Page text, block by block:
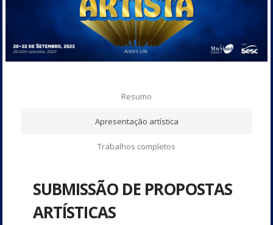
Resumo
Apresentação artística
Trabalhos completos
SUBMISSÃO DE PROPOSTAS
ARTÍSTICAS